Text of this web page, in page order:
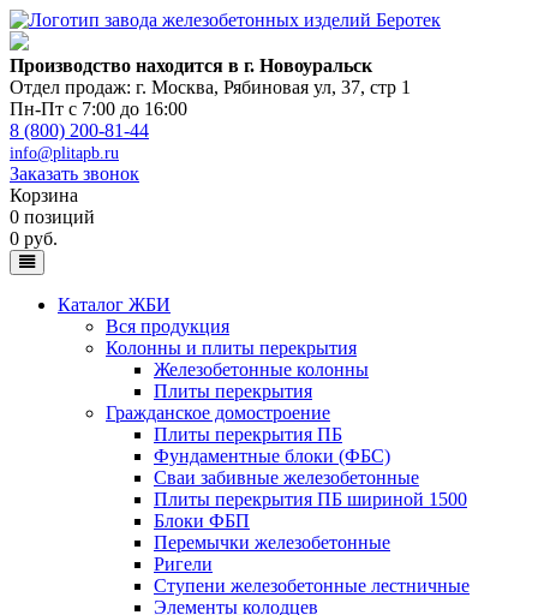
Производство находится в г. Новоуральск
Отдел продаж: г. Москва, Рябиновая ул, 37, стр 1
Пн-Пт с 7:00 до 16:00
8 (800) 200-81-44
info@plitapb.ru
Заказать звонок
Корзина
0 позиций
0 руб.
Каталог ЖБИ
Вся продукция
Колонны и плиты перекрытия
Железобетонные колонны
Плиты перекрытия
Гражданское домостроение
Плиты перекрытия ПБ
Фундаментные блоки (ФБС)
Сваи забивные железобетонные
Плиты перекрытия ПБ шириной 1500
Блоки ФБП
Перемычки железобетонные
Ригели
Ступени железобетонные лестничные
Элементы колодцев